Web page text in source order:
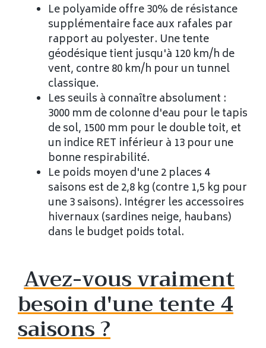
Le polyamide offre 30% de résistance
supplémentaire face aux rafales par
rapport au polyester. Une tente
géodésique tient jusqu'à 120 km/h de
vent, contre 80 km/h pour un tunnel
classique.
Les seuils à connaître absolument :
3000 mm de colonne d'eau pour le tapis
de sol, 1500 mm pour le double toit, et
un indice RET inférieur à 13 pour une
bonne respirabilité.
Le poids moyen d'une 2 places 4
saisons est de 2,8 kg (contre 1,5 kg pour
une 3 saisons). Intégrer les accessoires
hivernaux (sardines neige, haubans)
dans le budget poids total.
Avez-vous vraiment
besoin d'une tente 4
saisons ?